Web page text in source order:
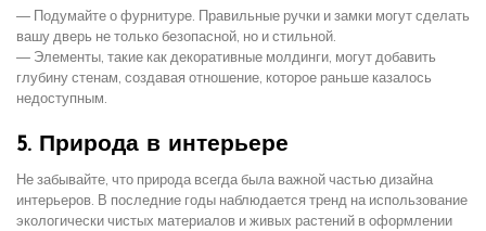
— Подумайте о фурнитуре. Правильные ручки и замки могут сделать
вашу дверь не только безопасной, но и стильной.
— Элементы, такие как декоративные молдинги, могут добавить
глубину стенам, создавая отношение, которое раньше казалось
недоступным.
5. Природа в интерьере
Не забывайте, что природа всегда была важной частью дизайна
интерьеров. В последние годы наблюдается тренд на использование
экологически чистых материалов и живых растений в оформлении